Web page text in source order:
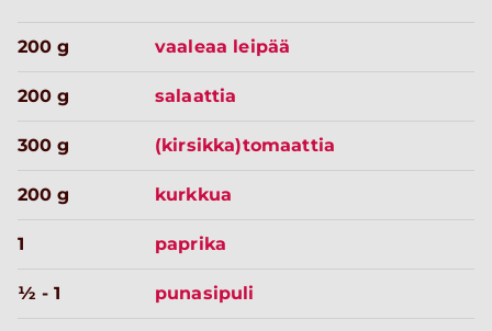
200 g vaaleaa leipää
200 g salaattia
300 g (kirsikka)tomaattia
200 g kurkkua
1 paprika
½ - 1 punasipuli